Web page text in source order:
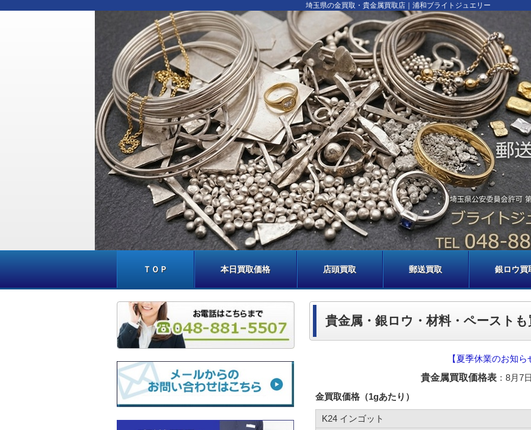
埼玉県の金買取・貴金属買取店｜浦和ブライトジュエリー
ＴＯＰ 本日買取価格 店頭買取 郵送買取 銀ロウ買
貴金属・銀ロウ・材料・ペーストも
【夏季休業のお知ら
貴金属買取価格表：8月7
金買取価格（1gあたり）
K24 インゴット